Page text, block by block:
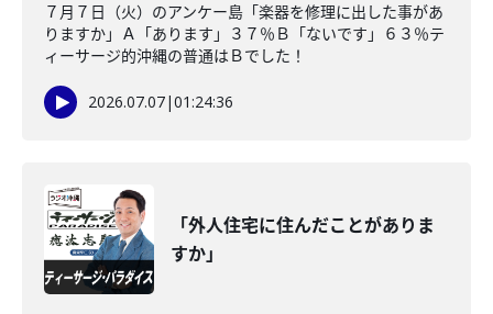
７月７日（火）のアンケー島「楽器を修理に出した事があ
りますか」Ａ「あります」３７％Ｂ「ないです」６３％テ
ィーサージ的沖縄の普通はＢでした！
2026.07.07|01:24:36
「外人住宅に住んだことがありま
すか」